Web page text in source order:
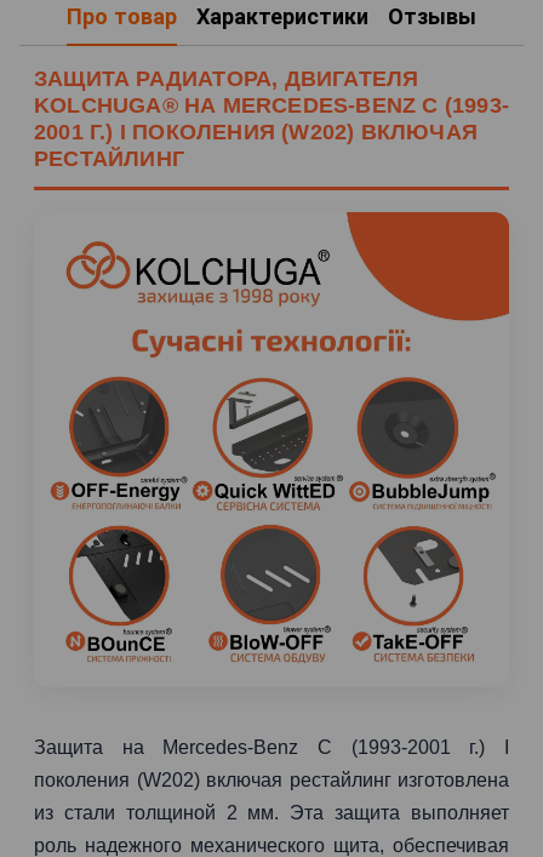
Про товар Характеристики Отзывы
ЗАЩИТА РАДИАТОРА, ДВИГАТЕЛЯ
KOLCHUGA® НА MERCEDES-BENZ C (1993-
2001 Г.) I ПОКОЛЕНИЯ (W202) ВКЛЮЧАЯ
РЕСТАЙЛИНГ
Защита на Mercedes-Benz C (1993-2001 г.) I
поколения (W202) включая рестайлинг изготовлена
из стали толщиной 2 мм. Эта защита выполняет
роль надежного механического щита, обеспечивая